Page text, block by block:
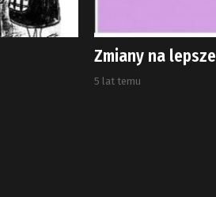
Zmiany na lepsze
5 lat temu